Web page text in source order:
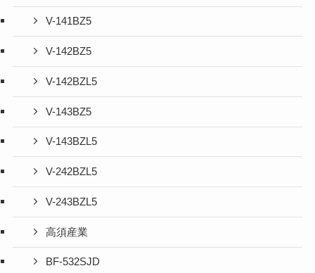
V-141BZ5
V-142BZ5
V-142BZL5
V-143BZ5
V-143BZL5
V-242BZL5
V-243BZL5
高須産業
BF-532SJD